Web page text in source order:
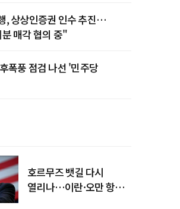
, 상상인증권 인수 추진…
매각 협의 중"
폭풍 점검 나선 '민주당
호르무즈 뱃길 다시
열리나…이란·오만 항로